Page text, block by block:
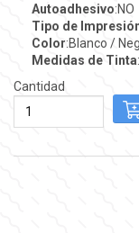
Autoadhesivo:NO
Tipo de
Color:Blanco /
Medidas de Tinta
Cantidad